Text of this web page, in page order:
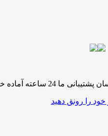
گرامی میباشند
را رونق دهید